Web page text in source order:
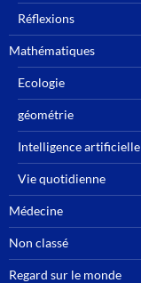
Réflexions
Mathématiques
Ecologie
géométrie
Intelligence artificielle
Vie quotidienne
Médecine
Non classé
Regard sur le monde